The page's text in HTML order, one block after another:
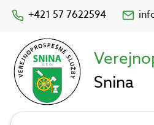
+421 57 7622594
Snina